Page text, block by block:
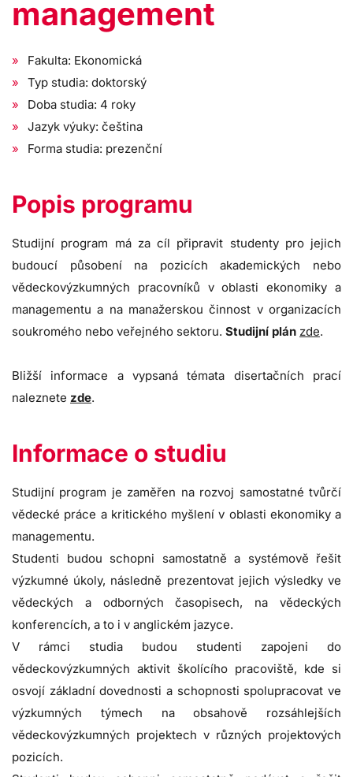
management
Fakulta: Ekonomická
Typ studia: doktorský
Doba studia: 4 roky
Jazyk výuky: čeština
Forma studia: prezenční
Popis programu
Studijní program má za cíl připravit studenty pro jejich
budoucí působení na pozicích akademických nebo
vědeckovýzkumných pracovníků v oblasti ekonomiky a
managementu a na manažerskou činnost v organizacích
soukromého nebo veřejného sektoru. Studijní plán zde.
Bližší informace a vypsaná témata disertačních prací
naleznete zde.
Informace o studiu
Studijní program je zaměřen na rozvoj samostatné tvůrčí
vědecké práce a kritického myšlení v oblasti ekonomiky a
managementu.
Studenti budou schopni samostatně a systémově řešit
výzkumné úkoly, následně prezentovat jejich výsledky ve
vědeckých a odborných časopisech, na vědeckých
konferencích, a to i v anglickém jazyce.
V rámci studia budou studenti zapojeni do
vědeckovýzkumných aktivit školícího pracoviště, kde si
osvojí základní dovednosti a schopnosti spolupracovat ve
výzkumných týmech na obsahově rozsáhlejších
vědeckovýzkumných projektech v různých projektových
pozicích.